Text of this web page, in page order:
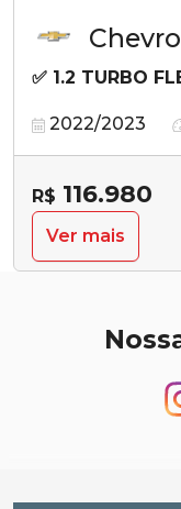
✅ 1.2 TURBO
2022/2023
R$ 116.980
Ver mais